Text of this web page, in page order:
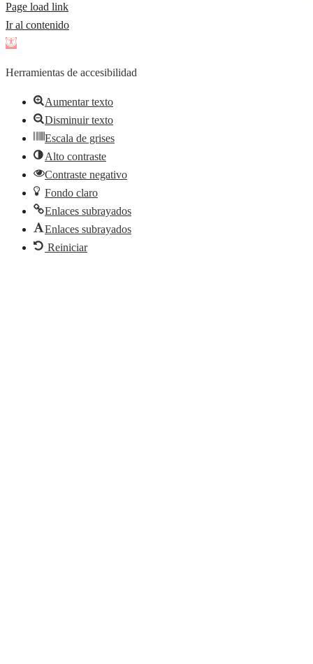
Page load link
Ir al contenido
Abrir
de
herramientas
Herramientas de accesibilidad
Aumentar texto
Disminuir texto
Escala de grises
Alto contraste
Contraste negativo
Fondo claro
Enlaces subrayados
Enlaces subrayados
Reiniciar